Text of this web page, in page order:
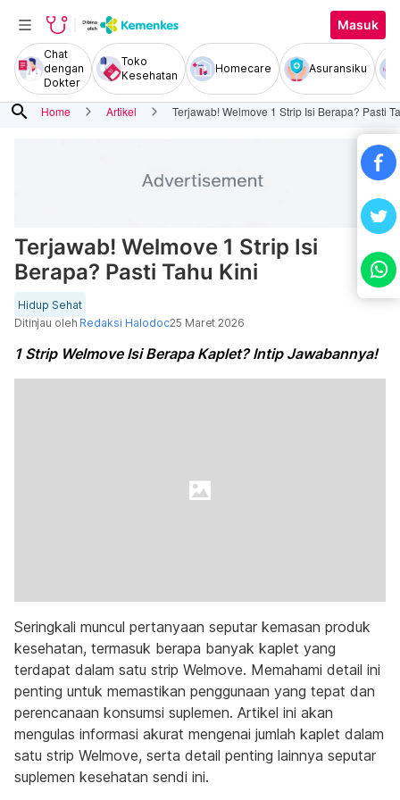
Masuk
Chat
dengan
Dokter
Toko
Kesehatan
Homecare Asuransiku
search Home Artikel Terjawab! Welmove 1 Strip Isi Berapa? Pasti
Terjawab! Welmove 1 Strip Isi
Berapa? Pasti Tahu Kini
Hidup Sehat
Ditinjau oleh Redaksi Halodoc25 Maret 2026
1 Strip Welmove Isi Berapa Kaplet? Intip Jawabannya!
Seringkali muncul pertanyaan seputar kemasan produk
kesehatan, termasuk berapa banyak kaplet yang
terdapat dalam satu strip Welmove. Memahami detail ini
penting untuk memastikan penggunaan yang tepat dan
perencanaan konsumsi suplemen. Artikel ini akan
mengulas informasi akurat mengenai jumlah kaplet dalam
satu strip Welmove, serta detail penting lainnya seputar
suplemen kesehatan sendi ini.